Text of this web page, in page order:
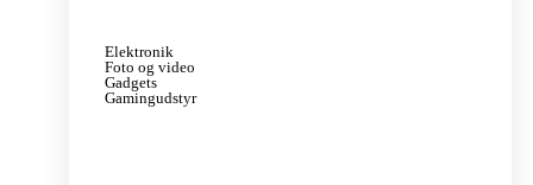
Elektronik
Foto og video
Gadgets
Gamingudstyr